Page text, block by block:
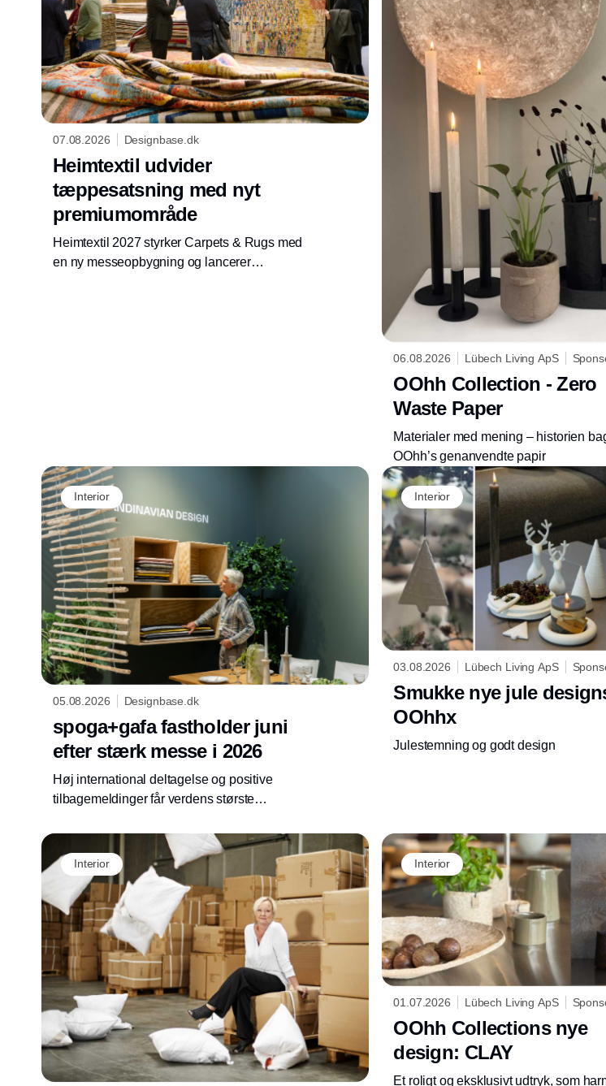
07.08.2026 Designbase.dk
Heimtextil udvider
tæppesatsning med nyt
premiumområde
Heimtextil 2027 styrker Carpets & Rugs med
en ny messeopbygning og lancerer
06.08.2026 Lübech Living ApS
OOhh Collection - Zero
Waste Paper
Materialer med mening – historien
OOhh’s genanvendte papir
Interior
05.08.2026 Designbase.dk
spoga+gafa fastholder juni
efter stærk messe i 2026
Høj international deltagelse og positive
tilbagemeldinger får verdens største
fastholde juni som afholdelsestidspunkt.
Interior
03.08.2026 Lübech Living ApS
Smukke nye jule
OOhhx
Julestemning og godt design
Interior Interior
01.07.2026 Lübech Living ApS
OOhh Collections nye
design: CLAY
Et roligt og eksklusivt udtryk, som